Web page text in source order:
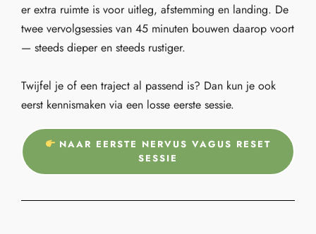
er extra ruimte is voor uitleg, afstemming en landing. De
twee vervolgsessies van 45 minuten bouwen daarop voort
— steeds dieper en steeds rustiger.
Twijfel je of een traject al passend is? Dan kun je ook
eerst kennismaken via een losse eerste sessie.
NAAR EERSTE NERVUS VAGUS RESET
SESSIE